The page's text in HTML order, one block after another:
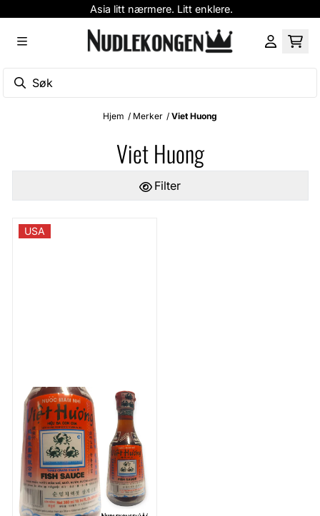
Asia litt nærmere. Litt enklere.
Hjem / Merker / Viet Huong
Viet Huong
Filter
USA